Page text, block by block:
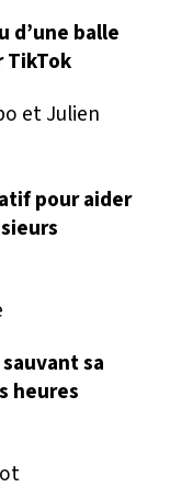
d’une balle
TikTok
pour aider
sa
heures